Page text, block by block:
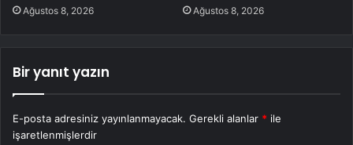
Ağustos 8, 2026 Ağustos 8, 2026
Bir yanıt yazın
E-posta adresiniz yayınlanmayacak. Gerekli alanlar * ile
işaretlenmişlerdir